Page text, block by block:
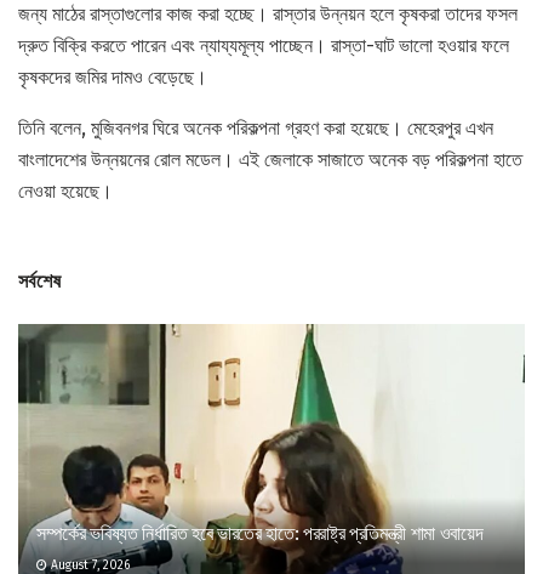
জন্য মাঠের রাস্তাগুলোর কাজ করা হচ্ছে। রাস্তার উন্নয়ন হলে কৃষকরা তাদের ফসল
দ্রুত বিক্রি করতে পারেন এবং ন্যায্যমূল্য পাচ্ছেন। রাস্তা-ঘাট ভালো হওয়ার ফলে
কৃষকদের জমির দামও বেড়েছে।
তিনি বলেন, মুজিবনগর ঘিরে অনেক পরিকল্পনা গ্রহণ করা হয়েছে। মেহেরপুর এখন
বাংলাদেশের উন্নয়নের রোল মডেল। এই জেলাকে সাজাতে অনেক বড় পরিকল্পনা হাতে
নেওয়া হয়েছে।
সর্বশেষ
সম্পর্কের ভবিষ্যত নির্ধারিত হবে ভারতের হাতে: পররাষ্ট্র প্রতিমন্ত্রী শামা ওবায়েদ
August 7, 2026